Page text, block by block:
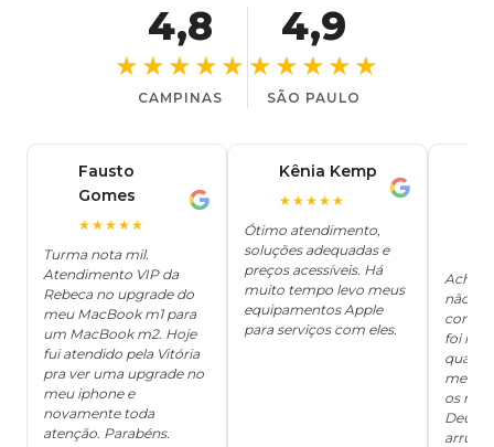
4,8
★★★★★
CAMPINAS
4,9
★★★★★
SÃO PAULO
Fausto
Gomes
★★★★★
Turma nota mil.
Atendimento VIP da
Rebeca no upgrade do
meu MacBook m1 para
um MacBook m2. Hoje
fui atendido pela Vitória
pra ver uma upgrade no
meu iphone e
novamente toda
atenção. Parabéns.
Kênia Kemp
★★★★★
Ótimo atendimento,
soluções adequadas e
preços acessíveis. Há
muito tempo levo meus
equipamentos Apple
para serviços com eles.
Achei
não
foi
me
os
Deus,